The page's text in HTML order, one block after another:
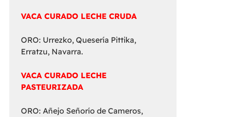
VACA CURADO LECHE CRUDA
ORO: Urrezko, Quesería Pittika,
Erratzu, Navarra.
VACA CURADO LECHE
PASTEURIZADA
ORO: Añejo Señorío de Cameros,